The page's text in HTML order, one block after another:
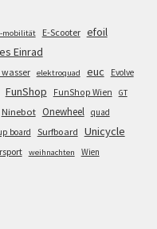
mobilität E-Scooter efoil
Einrad
elektroquad euc
Evolve
FunShop FunShop Wien GT
Ninebot Onewheel quad
board Surfboard Unicycle
weihnachten
Wien